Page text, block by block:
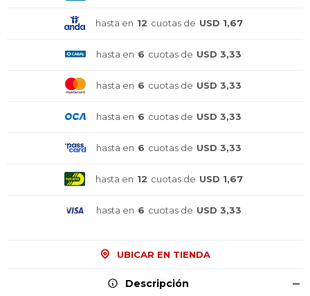
hasta en 12 cuotas de USD 1,67
hasta en 6 cuotas de USD 3,33
hasta en 6 cuotas de USD 3,33
hasta en 6 cuotas de USD 3,33
hasta en 6 cuotas de USD 3,33
hasta en 12 cuotas de USD 1,67
hasta en 6 cuotas de USD 3,33
UBICAR EN TIENDA
Descripción
Comprá en 3 cuotas sin recargo o hasta en
* sujeto aprobación crediticia.
Comprá en 3 cuotas sin recargo o hasta en
* sujeto aprobación crediticia.
Comprá en 3 cuotas sin recargo o hasta en
* sujeto aprobación crediticia.